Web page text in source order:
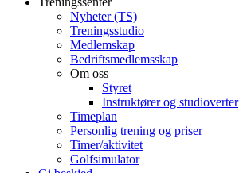
Nyheter (TS)
Treningsstudio
Medlemskap
Bedriftsmedlemsskap
Om oss
Styret
Instruktører og studioverter
Timeplan
Personlig trening og priser
Timer/aktivitet
Golfsimulator